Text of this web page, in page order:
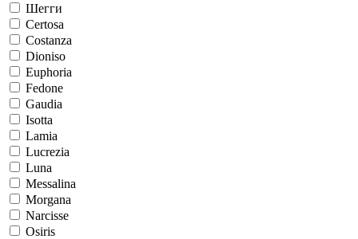
Шегги
Certosa
Costanza
Dioniso
Euphoria
Fedone
Gaudia
Isotta
Lamia
Lucrezia
Luna
Messalina
Morgana
Narcisse
Osiris